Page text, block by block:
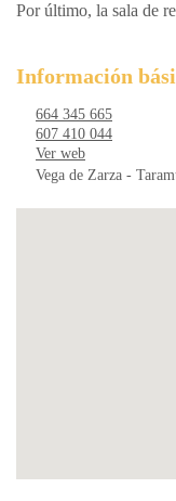
Por último, la sala de
Información
664 345 665
607 410 044
Ver web
Vega de Zarza -